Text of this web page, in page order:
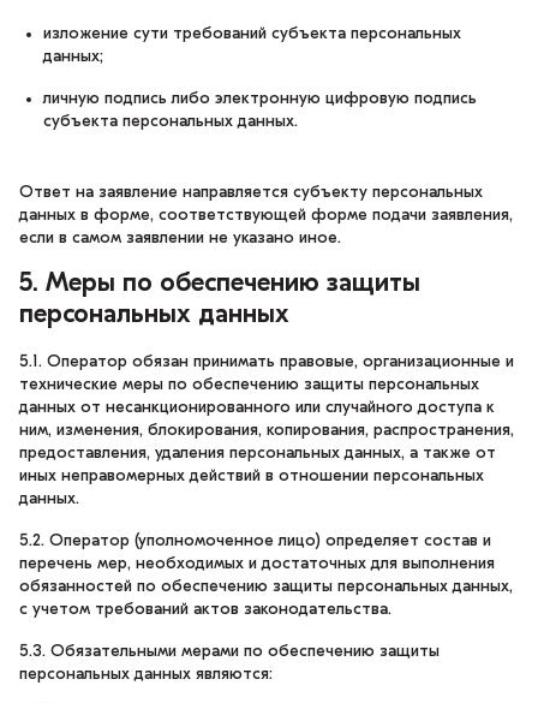
изложение сути требований субъекта персональных
данных;
личную подпись либо электронную цифровую подпись
субъекта персональных данных.
Ответ на заявление направляется субъекту персональных
данных в форме, соответствующей форме подачи заявления,
если в самом заявлении не указано иное.
5. Меры по обеспечению защиты
персональных данных
5.1. Оператор обязан принимать правовые, организационные и
технические меры по обеспечению защиты персональных
данных от несанкционированного или случайного доступа к
ним, изменения, блокирования, копирования, распространения,
предоставления, удаления персональных данных, а также от
иных неправомерных действий в отношении персональных
данных.
5.2. Оператор (уполномоченное лицо) определяет состав и
перечень мер, необходимых и достаточных для выполнения
обязанностей по обеспечению защиты персональных данных,
с учетом требований актов законодательства.
5.3. Обязательными мерами по обеспечению защиты
персональных данных являются: